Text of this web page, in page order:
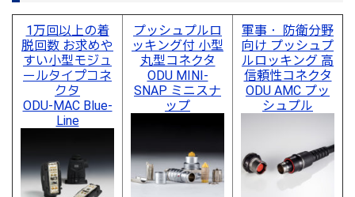
1万回以上の着
脱回数 お求めや
すい小型モジュ
ールタイプコネ
クタ
ODU-MAC Blue-
Line
プッシュプルロ
ッキング付 小型
丸型コネクタ
ODU MINI-
SNAP ミニスナ
ップ
軍事・ 防衛分野
向け プッシュプ
ルロッキング 高
信頼性コネクタ
ODU AMC プッ
シュプル